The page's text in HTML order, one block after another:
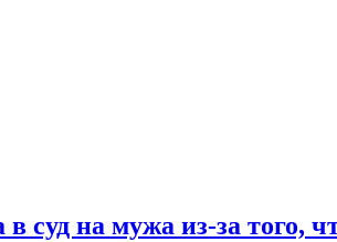
суд на мужа из-за того,